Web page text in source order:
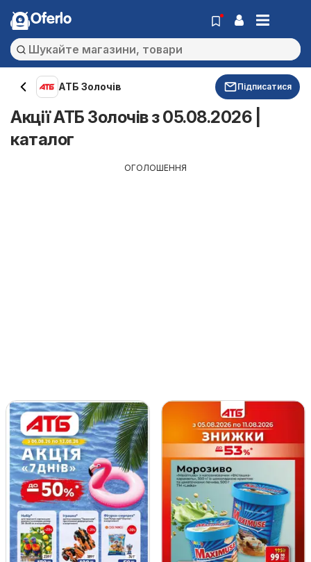
Oferlo
АТБ Золочів Підписатися
Акції АТБ Золочів з 05.08.2026 |
каталог
ОГОЛОШЕННЯ